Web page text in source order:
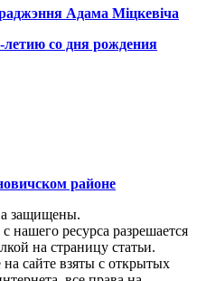
Адама Міцкевіча
летию со дня рождения
районе
защищены.
нашего ресурса разрешается
на страницу статьи.
сайте взяты с открытых